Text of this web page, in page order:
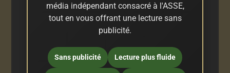
média indépendant consacré à l'ASSE,
tout en vous offrant une lecture sans
publicité.
Sans publicité Lecture plus fluide